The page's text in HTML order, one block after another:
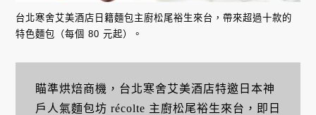
台北寒舍艾美酒店日籍麵包主廚松尾裕生來台，帶來超過十款的
特色麵包（每個 80 元起）。
瞄準烘焙商機，台北寒舍艾美酒店特邀日本神
戶人氣麵包坊 récolte 主廚松尾裕生來台，即日